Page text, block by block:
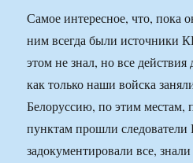
Самое интересное, что, пока
ним всегда были источники
этом не знал, но все
как только наши войска
Белоруссию, по этим местам,
пунктам прошли следователи
задокументировали все,